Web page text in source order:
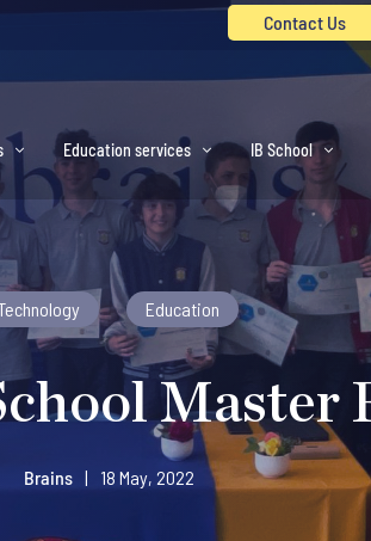
Contact Us
Education services IB School
Education
Master
Brains | 18 May, 2022